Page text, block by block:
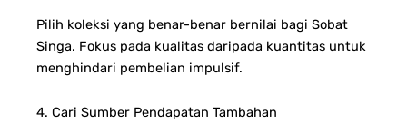
Pilih koleksi yang benar-benar bernilai bagi Sobat
Singa. Fokus pada kualitas daripada kuantitas untuk
menghindari pembelian impulsif.
4. Cari Sumber Pendapatan Tambahan